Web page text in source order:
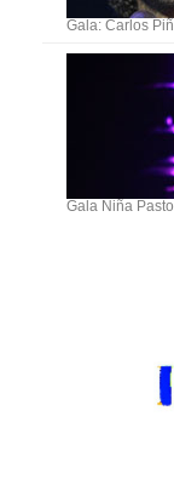
Gala: Carlos
Gala Niña